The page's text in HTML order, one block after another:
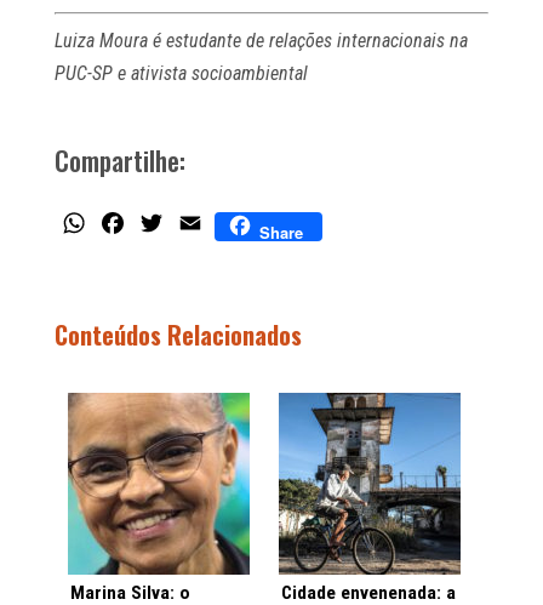
Luiza Moura é estudante de relações internacionais na
PUC-SP e ativista socioambiental
Compartilhe:
WhatsAppFacebook
TwitterEmail Share
Conteúdos Relacionados
Marina Silva: o
Cidade envenenada: a